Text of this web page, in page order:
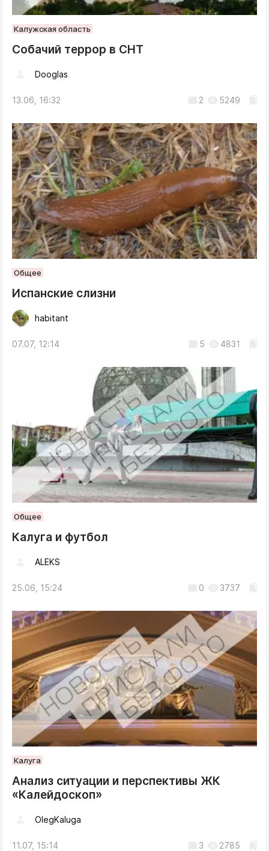
Калужская область
Собачий террор в СНТ
Dooglas
13.06, 16:32 2 5249
Общее
Испанские слизни
habitant
07.07, 12:14 5 4831
Общее
Калуга и футбол
ALEKS
25.06, 15:24 0 3737
Калуга
Анализ ситуации и перспективы ЖК
«Калейдоскоп»
OlegKaluga
11.07, 15:14 3 2785